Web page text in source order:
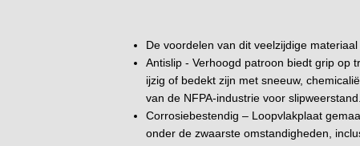
De voordelen van dit veelzijdige
Antislip - Verhoogd patroon biedt grip op
ijzig of bedekt zijn met sneeuw,
van de NFPA-industrie voor slipweerstand.
Corrosiebestendig – Loopvlakplaat
onder de zwaarste omstandigheden,